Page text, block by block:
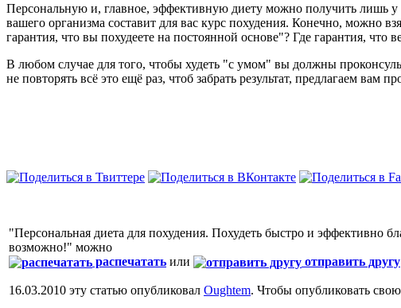
Персональную и, главное, эффективную диету можно получить лишь
вашего организма составит для вас курс похудения. Конечно, можно
гарантия, что вы похудеете на постоянной основе"? Где гарантия, что
В любом случае для того, чтобы худеть "с умом" вы должны
не повторять всё это ещё раз, чтоб забрать результат, предлагаем вам
"Персональная диета для похудения. Похудеть быстро и эффективно
возможно!" можно
распечатать или отправить другу
16.03.2010 эту статью опубликовал Oughtem. Чтобы опубликовать